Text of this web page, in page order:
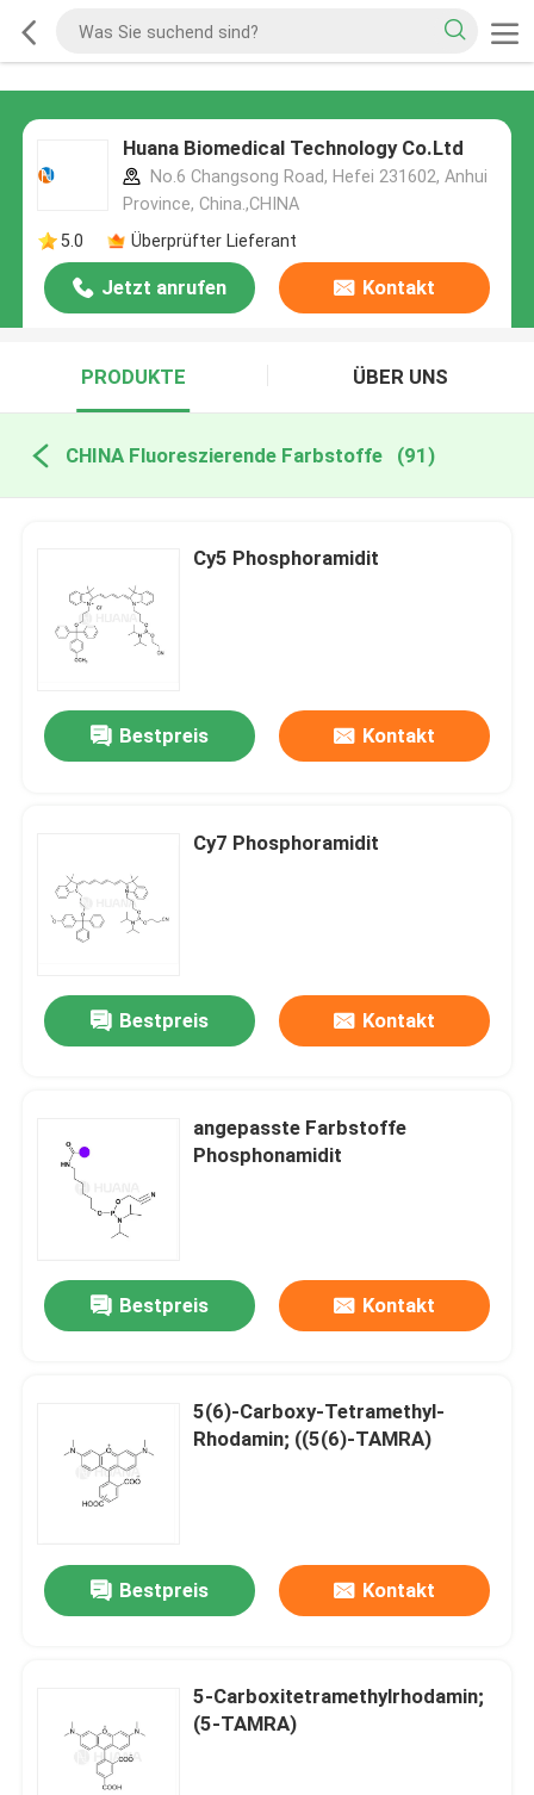
Huana Biomedical Technology Co.Ltd
No.6 Changsong Road, Hefei 231602, Anhui
Province, China.,CHINA
5.0
Überprüfter Lieferant
Jetzt anrufen Kontakt
PRODUKTE ÜBER UNS
CHINA Fluoreszierende Farbstoffe (91)
Cy5 Phosphoramidit
Bestpreis Kontakt
Cy7 Phosphoramidit
Bestpreis Kontakt
angepasste Farbstoffe
Phosphonamidit
Bestpreis Kontakt
5(6)-Carboxy-Tetramethyl-
Rhodamin; ((5(6)-TAMRA)
Bestpreis Kontakt
5-Carboxitetramethylrhodamin;
(5-TAMRA)